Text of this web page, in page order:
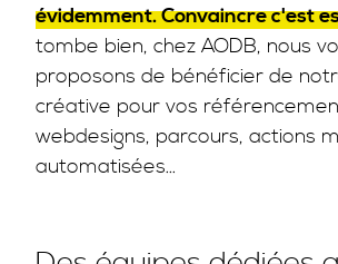
évidemment. Convaincre c'est
tombe bien, chez AODB, nous
proposons de bénéficier de
créative pour vos
webdesigns, parcours, actions
automatisées...